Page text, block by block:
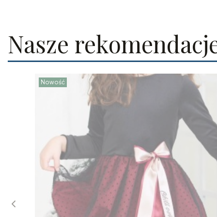
Nasze
Nowość